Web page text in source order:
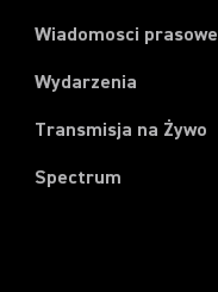
Wiadomosci prasowe
Wydarzenia
Transmisja na Żywo
Spectrum